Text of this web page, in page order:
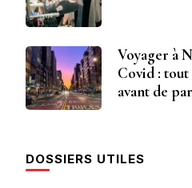
Voyager à
Covid : tout
avant de
DOSSIERS UTILES